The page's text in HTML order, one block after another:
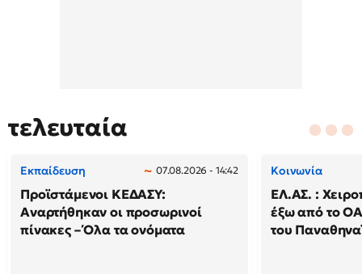
τελευταία
Εκπαίδευση 07.08.2026 - 14:42
Προϊστάμενοι ΚΕΔΑΣΥ:
Αναρτήθηκαν οι προσωρινοί
πίνακες – Όλα τα ονόματα
Κοινωνία
ΕΛ.ΑΣ. :
έξω από το
του